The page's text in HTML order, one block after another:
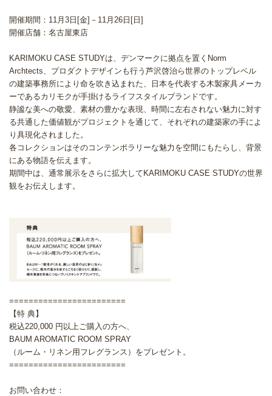
開催期間：11月3日[金]－11月26日[日]
開催店舗：名古屋東店
KARIMOKU CASE STUDYは、デンマークに拠点を置くNorm
Archtects、プロダクトデザインも行う芦沢啓治ら世界のトップレベル
の建築事務所により命を吹き込まれた、日本を代表する木製家具メーカ
ーであるカリモクが手掛けるライフスタイルブランドです。
静謐な美への敬愛、素材の豊かな表現、時間に左右されない魅力に対す
る共通した価値観がプロジェクトを通じて、それぞれの建築家の手によ
り具現化されました。
各コレクションはそのコンテンポラリーな魅力を空間にもたらし、背景
にある物語を伝えます。
期間中は、通常展示をさらに拡大してKARIMOKU CASE STUDYの世界
観をお伝えします。
========================
【特 典】
税込220,000 円以上ご購入の方へ、
BAUM AROMATIC ROOM SPRAY
（ルーム・リネン用フレグランス）をプレゼント。
========================
お問い合わせ：